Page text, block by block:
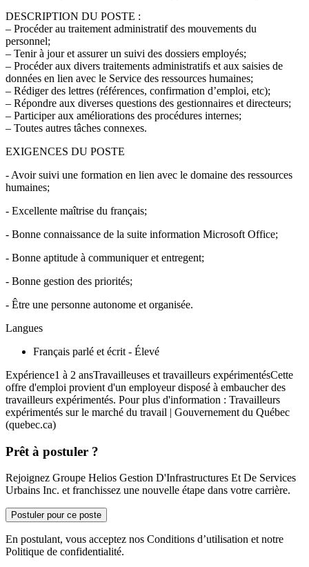
DESCRIPTION DU POSTE :
– Procéder au traitement administratif des mouvements du
personnel;
– Tenir à jour et assurer un suivi des dossiers employés;
– Procéder aux divers traitements administratifs et aux saisies de
données en lien avec le Service des ressources humaines;
– Rédiger des lettres (références, confirmation d’emploi, etc);
– Répondre aux diverses questions des gestionnaires et directeurs;
– Participer aux améliorations des procédures internes;
– Toutes autres tâches connexes.
EXIGENCES DU POSTE
- Avoir suivi une formation en lien avec le domaine des ressources
humaines;
- Excellente maîtrise du français;
- Bonne connaissance de la suite information Microsoft Office;
- Bonne aptitude à communiquer et entregent;
- Bonne gestion des priorités;
- Être une personne autonome et organisée.
Langues
Français parlé et écrit - Élevé
Expérience1 à 2 ansTravailleuses et travailleurs expérimentésCette
offre d'emploi provient d'un employeur disposé à embaucher des
travailleurs expérimentés. Pour plus d'information : Travailleurs
expérimentés sur le marché du travail | Gouvernement du Québec
(quebec.ca)
Prêt à postuler ?
Rejoignez Groupe Helios Gestion D'Infrastructures Et De Services
Urbains Inc. et franchissez une nouvelle étape dans votre carrière.
Postuler pour ce poste
En postulant, vous acceptez nos Conditions d’utilisation et notre
Politique de confidentialité.